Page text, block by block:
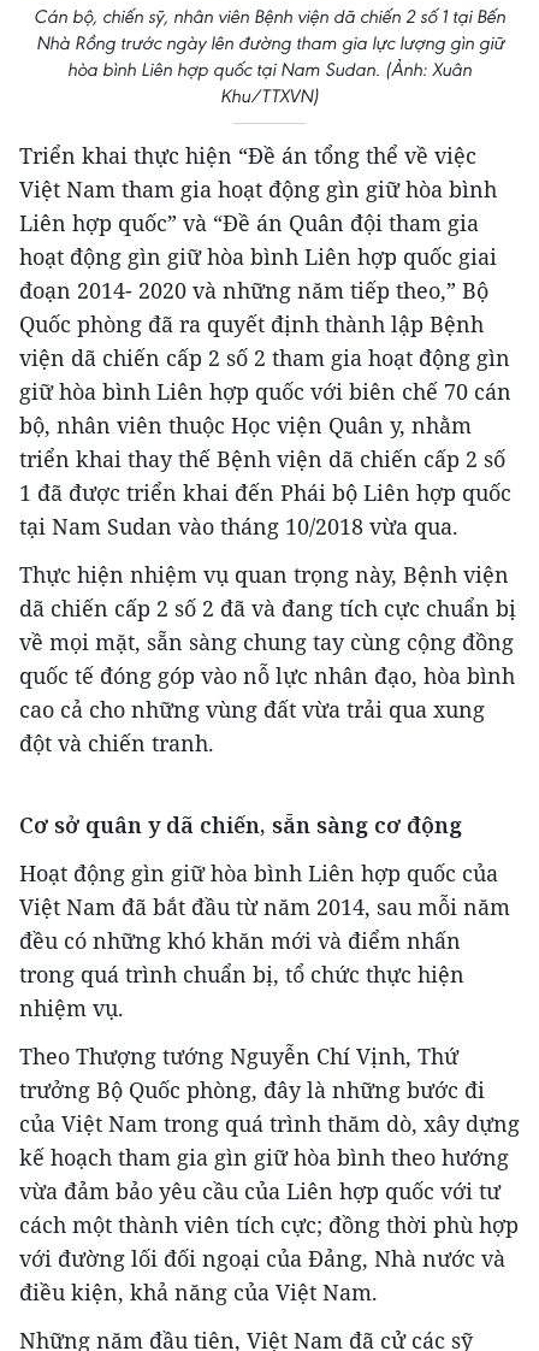
Cán bộ, chiến sỹ, nhân viên Bệnh viện dã chiến 2 số 1 tại Bến
Nhà Rồng trước ngày lên đường tham gia lực lượng gìn giữ
hòa bình Liên hợp quốc tại Nam Sudan. (Ảnh: Xuân
Khu/TTXVN)
Triển khai thực hiện “Đề án tổng thể về việc
Việt Nam tham gia hoạt động gìn giữ hòa bình
Liên hợp quốc” và “Đề án Quân đội tham gia
hoạt động gìn giữ hòa bình Liên hợp quốc giai
đoạn 2014- 2020 và những năm tiếp theo,” Bộ
Quốc phòng đã ra quyết định thành lập Bệnh
viện dã chiến cấp 2 số 2 tham gia hoạt động gìn
giữ hòa bình Liên hợp quốc với biên chế 70 cán
bộ, nhân viên thuộc Học viện Quân y, nhằm
triển khai thay thế Bệnh viện dã chiến cấp 2 số
1 đã được triển khai đến Phái bộ Liên hợp quốc
tại Nam Sudan vào tháng 10/2018 vừa qua.
Thực hiện nhiệm vụ quan trọng này, Bệnh viện
dã chiến cấp 2 số 2 đã và đang tích cực chuẩn bị
về mọi mặt, sẵn sàng chung tay cùng cộng đồng
quốc tế đóng góp vào nỗ lực nhân đạo, hòa bình
cao cả cho những vùng đất vừa trải qua xung
đột và chiến tranh.
Cơ sở quân y dã chiến, sẵn sàng cơ động
Hoạt động gìn giữ hòa bình Liên hợp quốc của
Việt Nam đã bắt đầu từ năm 2014, sau mỗi năm
đều có những khó khăn mới và điểm nhấn
trong quá trình chuẩn bị, tổ chức thực hiện
nhiệm vụ.
Theo Thượng tướng Nguyễn Chí Vịnh, Thứ
trưởng Bộ Quốc phòng, đây là những bước đi
của Việt Nam trong quá trình thăm dò, xây dựng
kế hoạch tham gia gìn giữ hòa bình theo hướng
vừa đảm bảo yêu cầu của Liên hợp quốc với tư
cách một thành viên tích cực; đồng thời phù hợp
với đường lối đối ngoại của Đảng, Nhà nước và
điều kiện, khả năng của Việt Nam.
Những năm đầu tiên, Việt Nam đã cử các sỹ